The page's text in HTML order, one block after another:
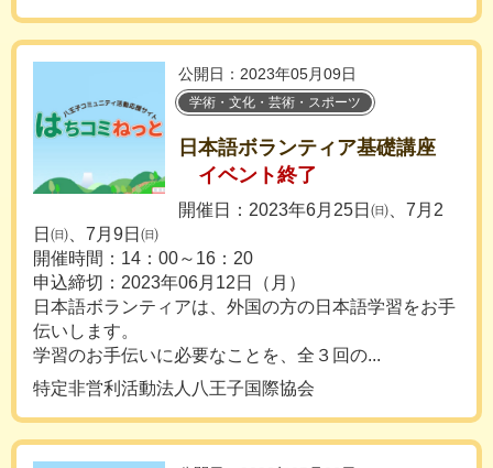
公開日：2023年05月09日
学術・文化・芸術・スポーツ
日本語ボランティア基礎講座
イベント終了
開催日：2023年6月25日㈰、7月2
日㈰、7月9日㈰
開催時間：14：00～16：20
申込締切：2023年06月12日（月）
日本語ボランティアは、外国の方の日本語学習をお手
伝いします。
学習のお手伝いに必要なことを、全３回の...
特定非営利活動法人八王子国際協会